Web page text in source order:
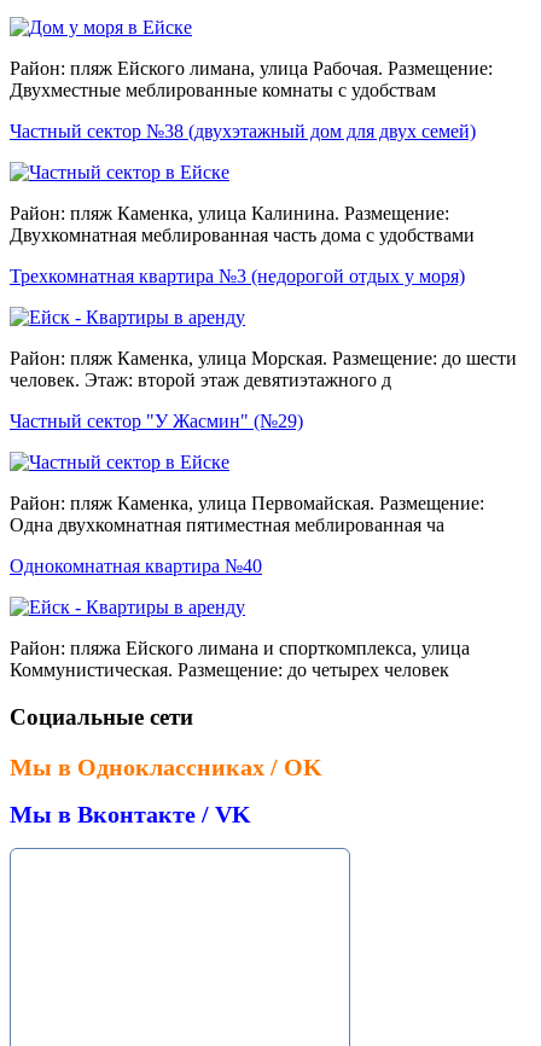
Район: пляж Ейского лимана, улица Рабочая. Размещение:
Двухместные меблированные комнаты с удобствам
Частный сектор №38 (двухэтажный дом для двух семей)
Район: пляж Каменка, улица Калинина. Размещение:
Двухкомнатная меблированная часть дома с удобствами
Трехкомнатная квартира №3 (недорогой отдых у моря)
Район: пляж Каменка, улица Морская. Размещение: до шести
человек. Этаж: второй этаж девятиэтажного д
Частный сектор "У Жасмин" (№29)
Район: пляж Каменка, улица Первомайская. Размещение:
Одна двухкомнатная пятиместная меблированная ча
Однокомнатная квартира №40
Район: пляжа Ейского лимана и спорткомплекса, улица
Коммунистическая. Размещение: до четырех человек
Социальные сети
Мы в Одноклассниках / OK
Мы в Вконтакте / VK